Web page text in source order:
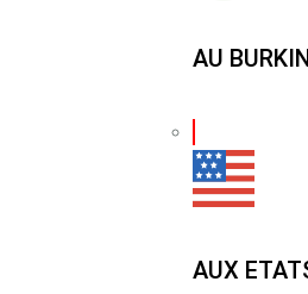
AU
AUX